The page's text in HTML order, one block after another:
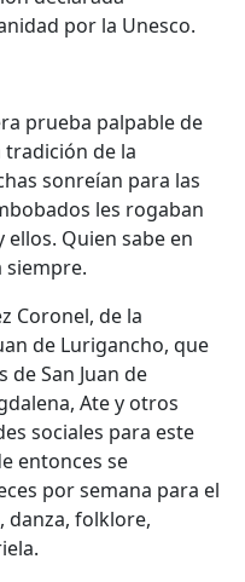
por la Unesco.
prueba palpable de
de la
sonreían para las
les rogaban
Quien sabe en
siempre.
Coronel, de la
de Lurigancho, que
San Juan de
Ate y otros
sociales para este
entonces se
por semana para el
danza, folklore,